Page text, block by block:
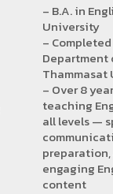
– B.A. in
University
–
Department
– Over 8
teaching
all levels —
engaging
content